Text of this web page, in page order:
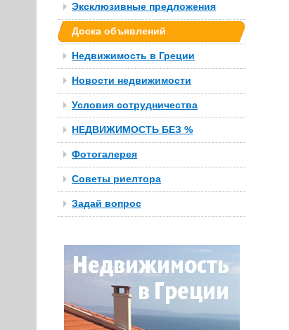
Эксклюзивные предложения
Доска объявлений
Недвижимость в Греции
Новости недвижимости
Условия сотрудничества
НЕДВИЖИМОСТЬ БЕЗ %
Фотогалерея
Советы риелтора
Задай вопрос